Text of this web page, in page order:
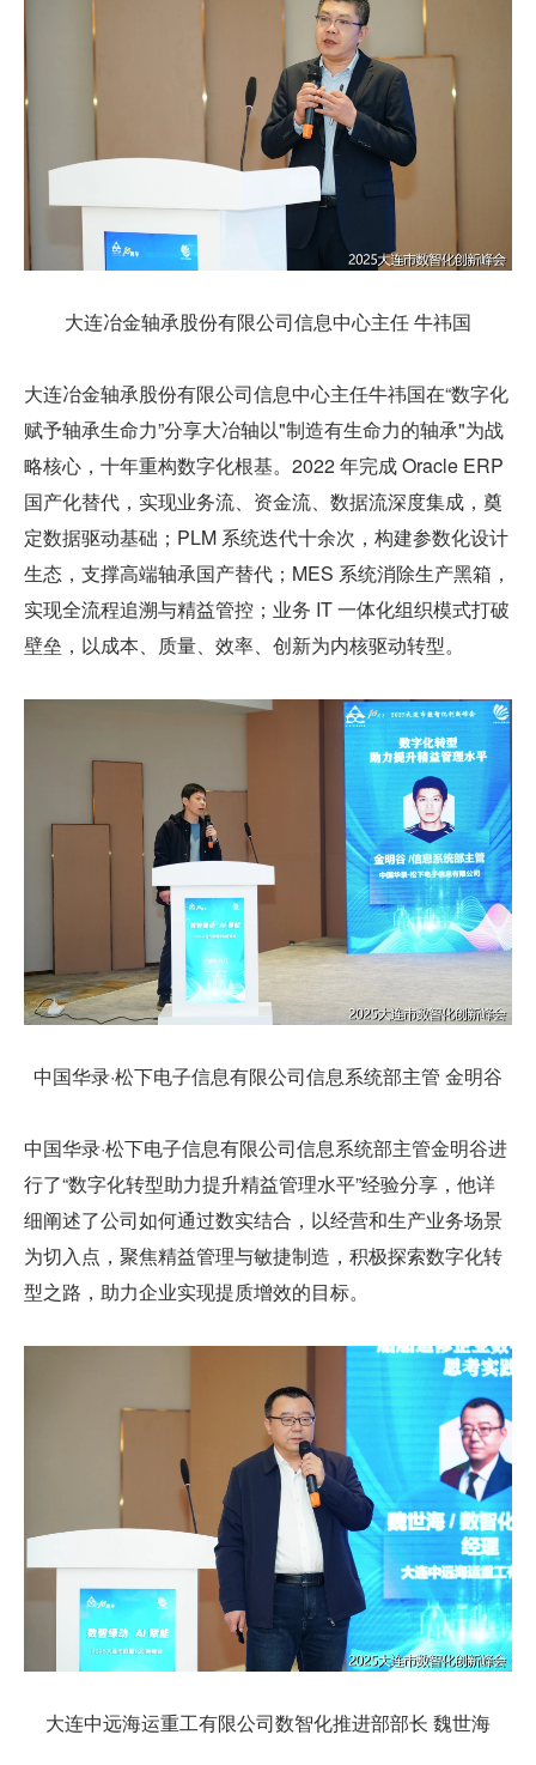
大连冶金轴承股份有限公司信息中心主任 牛祎国
大连冶金轴承股份有限公司信息中心主任牛祎国在“数字化
赋予轴承生命力”分享大冶轴以"制造有生命力的轴承"为战
略核心，十年重构数字化根基。2022 年完成 Oracle ERP
国产化替代，实现业务流、资金流、数据流深度集成，奠
定数据驱动基础；PLM 系统迭代十余次，构建参数化设计
生态，支撑高端轴承国产替代；MES 系统消除生产黑箱，
实现全流程追溯与精益管控；业务 IT 一体化组织模式打破
壁垒，以成本、质量、效率、创新为内核驱动转型。
中国华录·松下电子信息有限公司信息系统部主管 金明谷
中国华录·松下电子信息有限公司信息系统部主管金明谷进
行了“数字化转型助力提升精益管理水平”经验分享，他详
细阐述了公司如何通过数实结合，以经营和生产业务场景
为切入点，聚焦精益管理与敏捷制造，积极探索数字化转
型之路，助力企业实现提质增效的目标。
大连中远海运重工有限公司数智化推进部部长 魏世海